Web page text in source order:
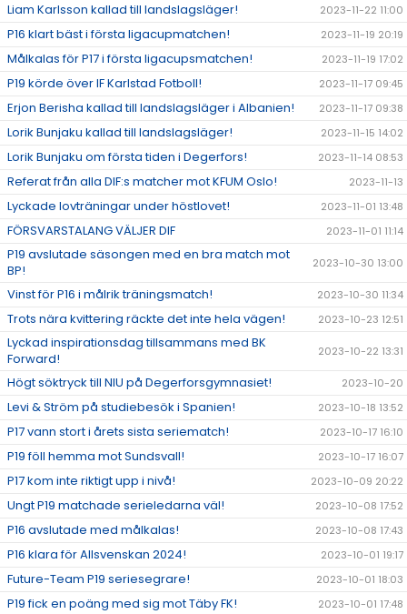
Liam Karlsson kallad till landslagsläger! 2023-11-22 11:00
P16 klart bäst i första ligacupmatchen! 2023-11-19 20:19
Målkalas för P17 i första ligacupsmatchen! 2023-11-19 17:02
P19 körde över IF Karlstad Fotboll! 2023-11-17 09:45
Erjon Berisha kallad till landslagsläger i Albanien! 2023-11-17 09:38
Lorik Bunjaku kallad till landslagsläger! 2023-11-15 14:02
Lorik Bunjaku om första tiden i Degerfors! 2023-11-14 08:53
Referat från alla DIF:s matcher mot KFUM Oslo! 2023-11-13
Lyckade lovträningar under höstlovet! 2023-11-01 13:48
FÖRSVARSTALANG VÄLJER DIF 2023-11-01 11:14
P19 avslutade säsongen med en bra match mot
BP!
2023-10-30 13:00
Vinst för P16 i målrik träningsmatch! 2023-10-30 11:34
Trots nära kvittering räckte det inte hela vägen! 2023-10-23 12:51
Lyckad inspirationsdag tillsammans med BK
Forward!
2023-10-22 13:31
Högt söktryck till NIU på Degerforsgymnasiet! 2023-10-20
Levi & Ström på studiebesök i Spanien! 2023-10-18 13:52
P17 vann stort i årets sista seriematch! 2023-10-17 16:10
P19 föll hemma mot Sundsvall! 2023-10-17 16:07
P17 kom inte riktigt upp i nivå! 2023-10-09 20:22
Ungt P19 matchade serieledarna väl! 2023-10-08 17:52
P16 avslutade med målkalas! 2023-10-08 17:43
P16 klara för Allsvenskan 2024! 2023-10-01 19:17
Future-Team P19 seriesegrare! 2023-10-01 18:03
P19 fick en poäng med sig mot Täby FK! 2023-10-01 17:48